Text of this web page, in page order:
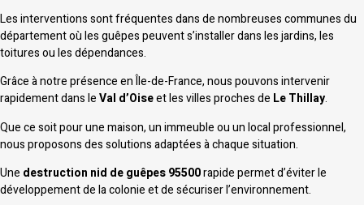
Les interventions sont fréquentes dans de nombreuses communes du
département où les guêpes peuvent s’installer dans les jardins, les
toitures ou les dépendances.
Grâce à notre présence en Île-de-France, nous pouvons intervenir
rapidement dans leVal d’Oiseet les villes proches de Le Thillay.
Que ce soit pour une maison, un immeuble ou un local professionnel,
nous proposons des solutions adaptées à chaque situation.
Une destruction nid de guêpes 95500rapide permet d’éviter le
développement de la colonie et de sécuriser l’environnement.